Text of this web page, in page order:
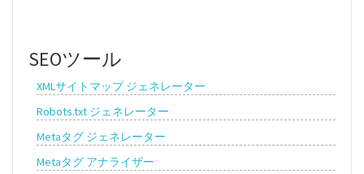
SEOツール
XMLサイトマップ ジェネレーター
Robots.txt ジェネレーター
Metaタグ ジェネレーター
Metaタグ アナライザー